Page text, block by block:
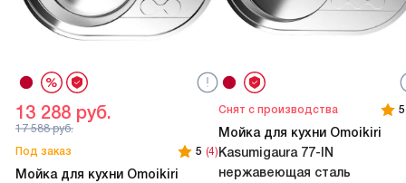
Под заказ 5 (4)
Мойка для кухни Omoikiri
13 288 руб.
17 588руб.
Снят с производства 5
Мойка для кухни Omoikiri
Kasumigaura 77-IN
нержавеющая сталь